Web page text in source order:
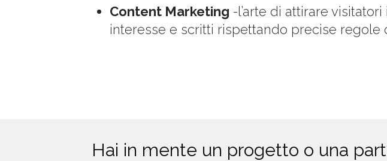
Content Marketing -l’arte di attirare
interesse e scritti rispettando precise regole
Hai in mente un progetto o una